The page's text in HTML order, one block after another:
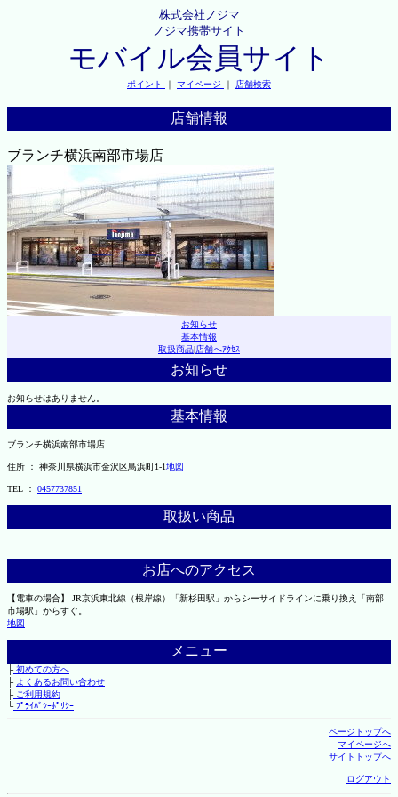
株式会社ノジマ
ノジマ携帯サイト
モバイル会員サイト
ポイント ｜ マイページ ｜ 店舗検索
店舗情報
ブランチ横浜南部市場店
お知らせ
基本情報
取扱商品|店舗へｱｸｾｽ
お知らせ
お知らせはありません。
基本情報
ブランチ横浜南部市場店
住所 ： 神奈川県横浜市金沢区鳥浜町1-1地図
TEL ： 0457737851
取扱い商品
お店へのアクセス
【電車の場合】 JR京浜東北線（根岸線）「新杉田駅」からシーサイドラインに乗り換え「南部
市場駅」からすぐ。
地図
メニュー
├初めての方へ
├ よくあるお問い合わせ
├ご利用規約
└ﾌﾟﾗｲﾊﾞｼｰﾎﾟﾘｼｰ
ページトップへ
マイページへ
サイトトップへ
ログアウト